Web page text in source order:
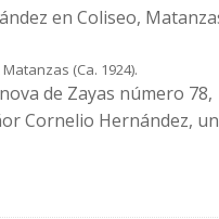
(Ca. 1924).
de Zayas número 78,
Cornelio Hernández, un